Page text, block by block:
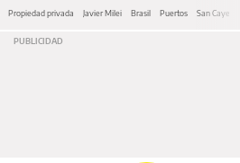
Propiedad privada Javier Milei Brasil Puertos San